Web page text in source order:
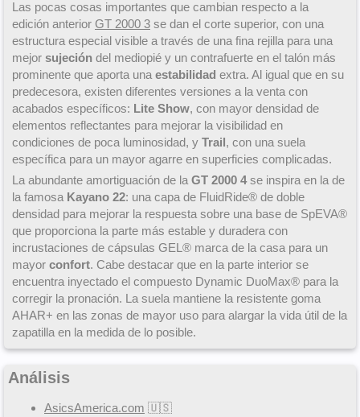
Las pocas cosas importantes que cambian respecto a la
edición anterior GT 2000 3 se dan el corte superior, con una
estructura especial visible a través de una fina rejilla para una
mejor sujeción del mediopié y un contrafuerte en el talón más
prominente que aporta una estabilidad extra. Al igual que en su
predecesora, existen diferentes versiones a la venta con
acabados específicos: Lite Show, con mayor densidad de
elementos reflectantes para mejorar la visibilidad en
condiciones de poca luminosidad, y Trail, con una suela
específica para un mayor agarre en superficies complicadas.
La abundante amortiguación de la GT 2000 4se inspira en la de
la famosa Kayano 22: una capa de FluidRide® de doble
densidad para mejorar la respuesta sobre una base de SpEVA®
que proporciona la parte más estable y duradera con
incrustaciones de cápsulas GEL® marca de la casa para un
mayor confort. Cabe destacar que en la parte interior se
encuentra inyectado el compuesto Dynamic DuoMax® para la
corregir la pronación. La suela mantiene la resistente goma
AHAR+ en las zonas de mayor uso para alargar la vida útil de la
zapatilla en la medida de lo posible.
Análisis
AsicsAmerica.com 🇺🇸